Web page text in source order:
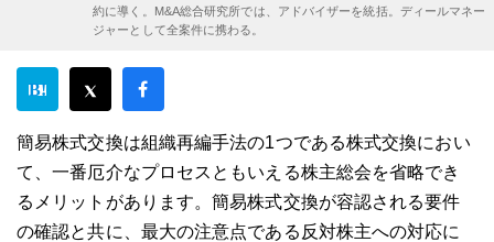
約に導く。M&A総合研究所では、アドバイザーを統括。ディールマネー
ジャーとして全案件に携わる。
簡易株式交換は組織再編手法の1つである株式交換におい
て、一番厄介なプロセスともいえる株主総会を省略でき
るメリットがあります。簡易株式交換が容認される要件
の確認と共に、最大の注意点である反対株主への対応に